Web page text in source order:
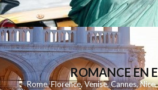
ROMANCE EN
Rome,Florence,Venise,Cannes,Nice,